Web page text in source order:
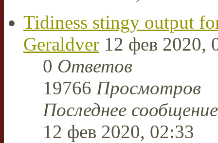
Tidiness stingy output
Geraldver 12 фев 2020,
0 Ответов
19766 Просмотров
Последнее
12 фев 2020, 02:33